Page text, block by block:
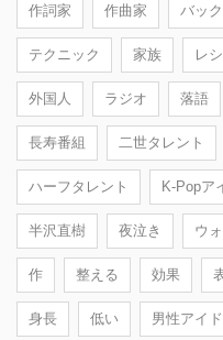
作詞家 作曲家 バッ
テクニック 家族 レ
外国人 ラジオ 落語
長寿番組 二世タレント
ハーフタレント K-Popア
半沢直樹 夜泣き ウ
作 整える 効果
身長 低い 男性アイ